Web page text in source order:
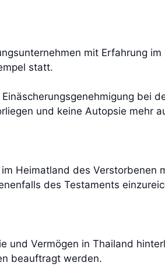
mit Erfahrung
statt.
bei
und keine Autopsie mehr
Heimatland des
des Testaments
und Vermögen in Thailand
beauftragt werden.